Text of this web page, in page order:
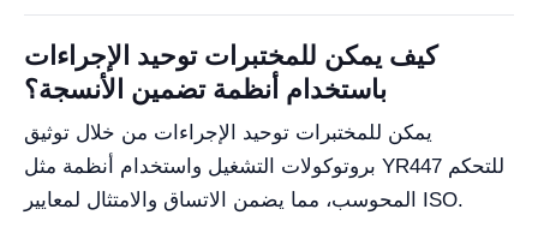
كيف يمكن للمختبرات توحيد الإجراءات
باستخدام أنظمة تضمين الأنسجة؟
يمكن للمختبرات توحيد الإجراءات من خلال توثيق
بروتوكولات التشغيل واستخدام أنظمة مثل YR447 للتحكم
المحوسب، مما يضمن الاتساق والامتثال لمعايير ISO.